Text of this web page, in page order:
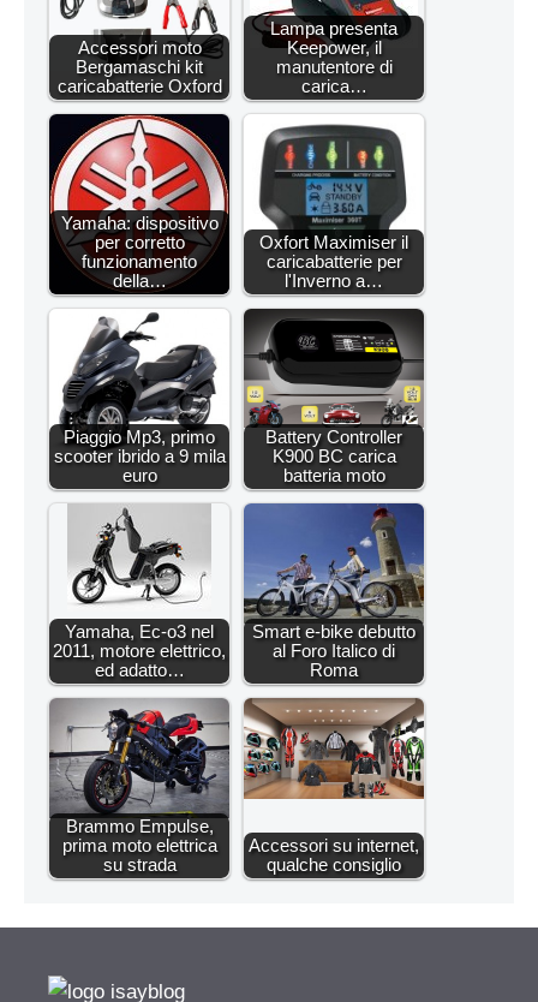
Accessori moto
Bergamaschi kit
caricabatterie Oxford
Lampa presenta
Keepower, il
manutentore di
carica…
Yamaha: dispositivo
per corretto
funzionamento
della…
Oxfort Maximiser il
caricabatterie per
l'Inverno a…
Piaggio Mp3, primo
scooter ibrido a 9 mila
euro
Battery Controller
K900 BC carica
batteria moto
Yamaha, Ec-o3 nel
2011, motore elettrico,
ed adatto…
Smart e-bike debutto
al Foro Italico di
Roma
Brammo Empulse,
prima moto elettrica
su strada
Accessori su internet,
qualche consiglio